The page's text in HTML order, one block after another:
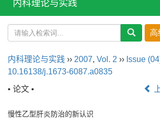
内科理论与实践
内科理论与实践 ›› 2007, Vol. 2 ›› Issue
10.16138/j.1673-6087.a0835
• 论文 •
慢性乙型肝炎防治的新认识